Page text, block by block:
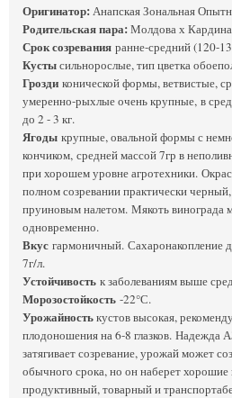
Оригинатор:Анапская Зональная
Родительская пара:Молдова х
Срок созревания ранне-средний (120-
Кустысильнорослые, тип цветка
Грозди конической формы, ветвистые,
умеренно-рыхлые очень крупные, в
до 2 - 3 кг.
Ягоды крупные, овальной формы с
кончиком, средней массой 7гр в
при хорошем уровне агротехники.
полном созревании практически
пруиновым налетом. Мякоть винограда
одновременно.
Вкус гармоничный. Сахаронакопление
7г/л.
Устойчивость к заболеваниям выше
Морозостойкость -22°С.
Урожайностькустов высокая,
плодоношения на 6-8 глазков. Надежда
затягивает созревание, урожай может
обычного срока, но он наберет
продуктивный, товарный и